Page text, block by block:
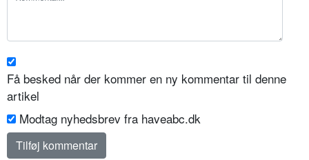
Få besked når der kommer en ny kommentar til denne
artikel
Modtag nyhedsbrev fra haveabc.dk